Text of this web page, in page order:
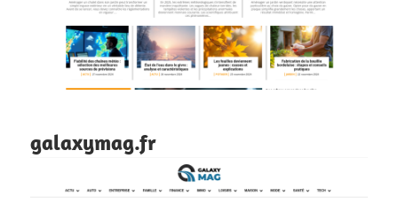
galaxymag.fr